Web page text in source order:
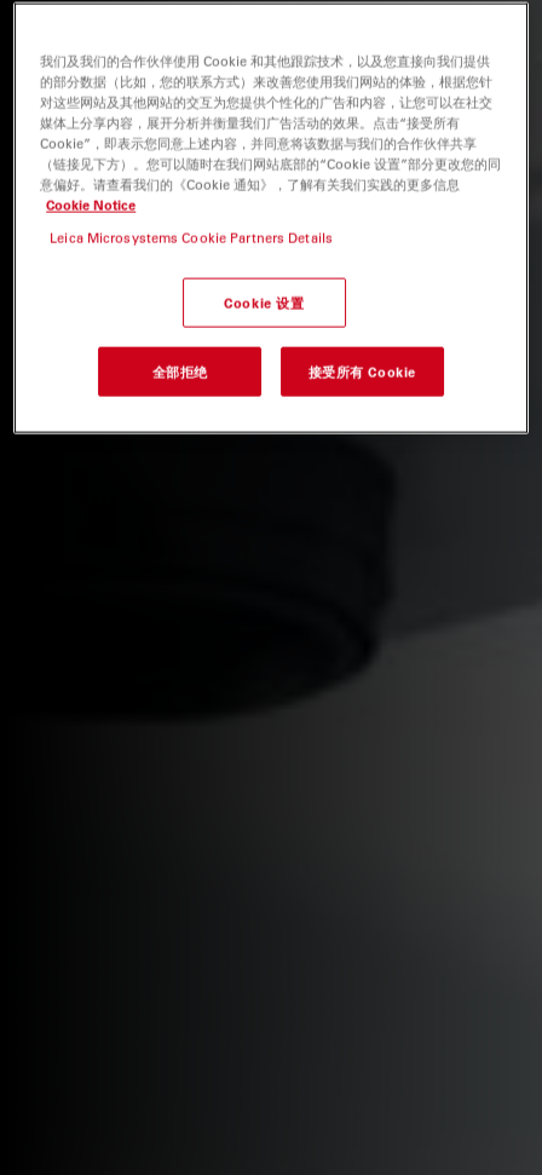
我们及我们的合作伙伴使用 Cookie 和其他跟踪技术，以及您直接向我们提供
的部分数据（比如，您的联系方式）来改善您使用我们网站的体验，根据您针
对这些网站及其他网站的交互为您提供个性化的广告和内容，让您可以在社交
媒体上分享内容，展开分析并衡量我们广告活动的效果。点击“接受所有
Cookie”，即表示您同意上述内容，并同意将该数据与我们的合作伙伴共享
（链接见下方）。您可以随时在我们网站底部的“Cookie 设置”部分更改您的同
意偏好。请查看我们的《Cookie 通知》，了解有关我们实践的更多信息
Cookie Notice
Leica Microsystems Cookie Partners Details
Cookie 设置
全部拒绝 接受所有 Cookie